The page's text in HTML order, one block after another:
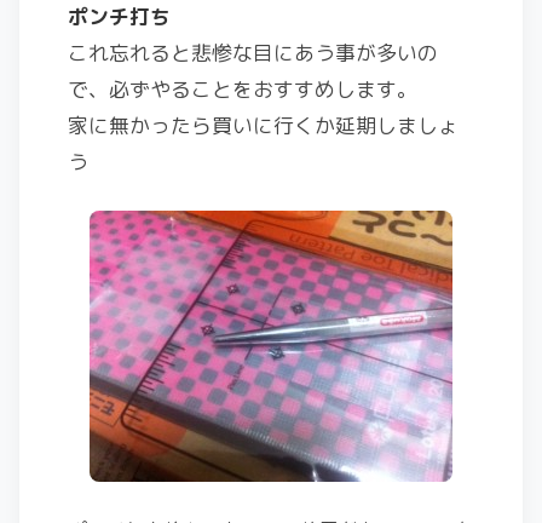
ポンチ打ち
これ忘れると悲惨な目にあう事が多いの
で、必ずやることをおすすめします。
家に無かったら買いに行くか延期しましょ
う